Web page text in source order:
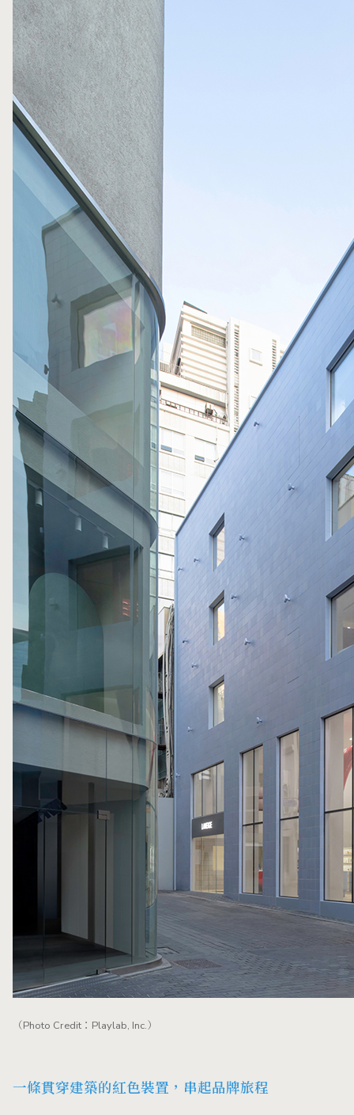
（Photo Credit：Playlab, Inc.）
一條貫穿建築的紅色裝置，串起品牌旅程